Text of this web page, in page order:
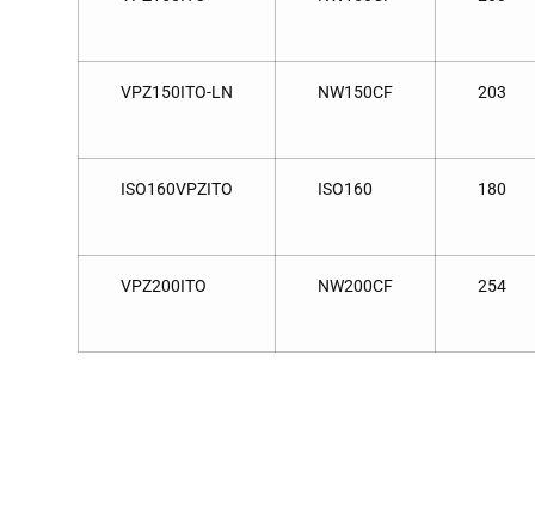
VPZ150ITO-LN NW150CF 203
ISO160VPZITO ISO160 180
VPZ200ITO NW200CF 254